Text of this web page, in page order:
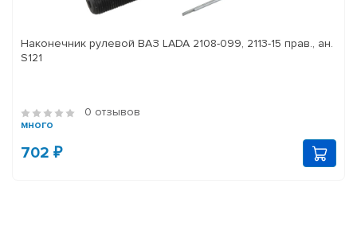
Наконечник рулевой ВАЗ LADA 2108-099, 2113-15 прав., ан.
S121
0 отзывов
много
702 ₽